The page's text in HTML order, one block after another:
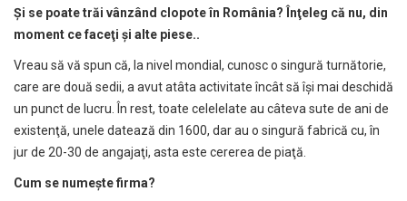
Şi se poate trăi vânzând clopote în România? Înţeleg că nu, din
moment ce faceţi şi alte piese..
Vreau să vă spun că, la nivel mondial, cunosc o singură turnătorie,
care are două sedii, a avut atâta activitate încât să îşi mai deschidă
un punct de lucru. În rest, toate celelelate au câteva sute de ani de
existenţă, unele datează din 1600, dar au o singură fabrică cu, în
jur de 20-30 de angajaţi, asta este cererea de piaţă.
Cum se numeşte firma?